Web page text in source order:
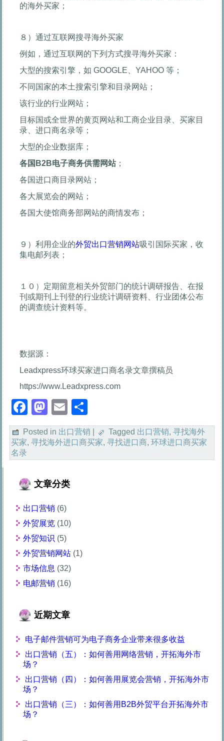
的海外买家；
８）通过互联网搜寻海外买家
例如，通过互联网的下列方式搜寻海外买家：
大型的搜索引擎，如 GOOGLE、YAHOO 等；
不同国家的本土搜索引擎和目录网站；
该行业的行业网站；
目标国或全世界的黄页网站和工商企业目录、买家目
录、进口商名录等；
大型的企业数据库；
各国 B2B电子商务供需网站；
各国进口商目录网站；
各大展览会的网站；
各国大使馆商务部网站的商情发布；
９）利用企业的外贸出口营销网站吸引国际买家，收
集电邮列表；
１０）定期留意相关外贸部门的统计调研报告、在报
刊或期刊上刊登的行业统计调研资料、行业团体公布
的调查统计资料等。
数据源：
Leadxpress环球买家进口商名录文章撰稿员
https://www.Leadxpress.com
Facebook
Mastodon
Email
享
Posted in 出口营销 Tagged 出口营销,寻找海外
买家,寻找海外进口商买家,寻找进口商,环球进口商买家
名录
文章分类
出口营销 (6)
外贸展览 (10)
外贸知识 (5)
外贸营销网站 (1)
市场信息 (32)
电邮营销 (16)
近期文章
电子邮件营销可为电子商务企业带来很多收益
出口营销（五）：如何善用网络营销，开拓海外市
场？
出口营销（四）：如何善用展览会营销，开拓海外市
场？
出口营销（三）：如何善用B2B外贸平台开拓海外市
场？